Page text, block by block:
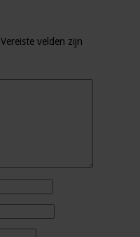
Vereiste velden zijn